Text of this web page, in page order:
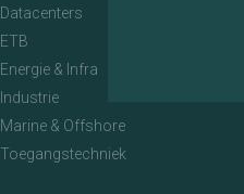
Datacenters
ETB
Energie & Infra
Industrie
Marine & Offshore
Toegangstechniek